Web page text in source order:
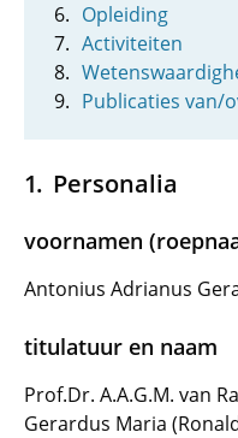
Opleiding
Activiteiten
Publicaties van/
Personalia
voornamen
Antonius Adrianus
titulatuur en naam
Prof.Dr. A.A.G.M. van
Gerardus Maria